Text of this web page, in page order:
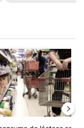
Cuerva
de tendencia con